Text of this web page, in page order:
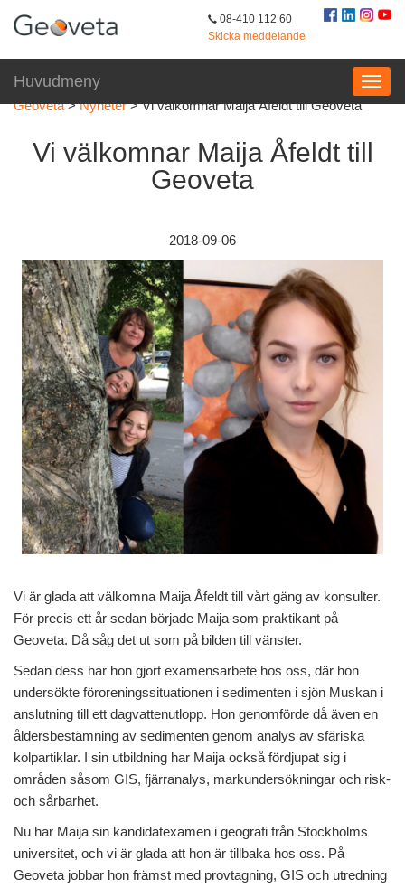
08-410 112 60
Skicka meddelande
Huvudmeny
Geoveta>Nyheter>Vi välkomnar Maija Åfeldt till Geoveta
Vi välkomnar Maija Åfeldt till
Geoveta
2018-09-06
Vi är glada att välkomna Maija Åfeldt till vårt gäng av konsulter.
För precis ett år sedan började Maija som praktikant på
Geoveta. Då såg det ut som på bilden till vänster.
Sedan dess har hon gjort examensarbete hos oss, där hon
undersökte föroreningssituationen i sedimenten i sjön Muskan i
anslutning till ett dagvattenutlopp. Hon genomförde då även en
åldersbestämning av sedimenten genom analys av sfäriska
kolpartiklar. I sin utbildning har Maija också fördjupat sig i
områden såsom GIS, fjärranalys, markundersökningar och risk-
och sårbarhet.
Nu har Maija sin kandidatexamen i geografi från Stockholms
universitet, och vi är glada att hon är tillbaka hos oss. På
Geoveta jobbar hon främst med provtagning, GIS och utredning